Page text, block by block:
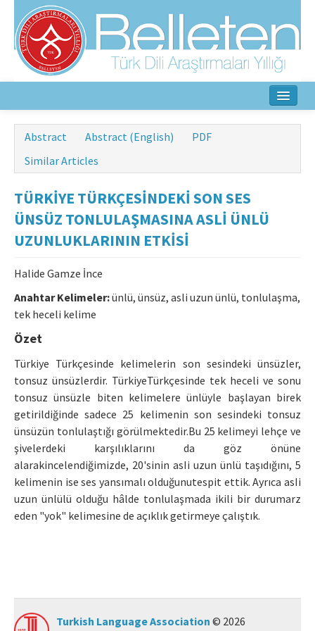
Home
Editorial Board
Author Guidelines
Ethical Principles
Manuscript Submission
ISSN: 0564-5050 · e-ISSN: 2651-5113
Abstract Abstract (English)
PDF
Similar Articles
TÜRKİYE TÜRKÇESİNDEKİ SON SES
ÜNSÜZ TONLULAŞMASINA ASLİ ÜNLÜ
UZUNLUKLARININ ETKİSİ
Halide Gamze İnce
Anahtar Kelimeler:ünlü, ünsüz, asli uzun ünlü, tonlulaşma,
tek heceli kelime
Özet
Türkiye Türkçesinde kelimelerin son sesindeki ünsüzler,
tonsuz ünsüzlerdir. TürkiyeTürkçesinde tek heceli ve sonu
tonsuz ünsüzle biten kelimelere ünlüyle başlayan birek
getirildiğinde sadece 25 kelimenin son sesindeki tonsuz
ünsüzün tonlulaştığı görülmektedir.Bu 25 kelimeyi lehçe ve
şivelerdeki karşılıklarını da göz önüne
alarakincelendiğimizde, 20'sinin asIi uzun ünlü taşıdığını, 5
kelimenin ise ses yansımalı olduğunutespit ettik. Ayrıca asIi
uzun ünlülü olduğu hâlde tonlulaşmada ikili bir durumarz
eden "yok" kelimesine de açıklık getirmeye çalıştık.
Turkish Language Association © 2026